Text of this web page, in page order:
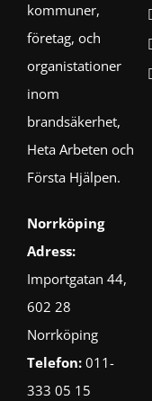
kommuner,
företag, och
organistationer
inom
brandsäkerhet,
Heta Arbeten och
Första Hjälpen.
Norrköping
Adress:
Importgatan 44,
602 28
Norrköping
Telefon: 011-
333 05 15